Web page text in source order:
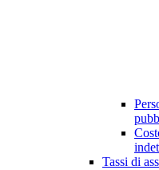
Tassi di